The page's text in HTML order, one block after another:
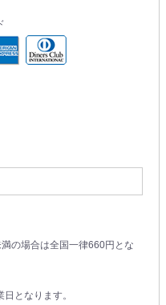
の場合は全国一律660円とな
となります。